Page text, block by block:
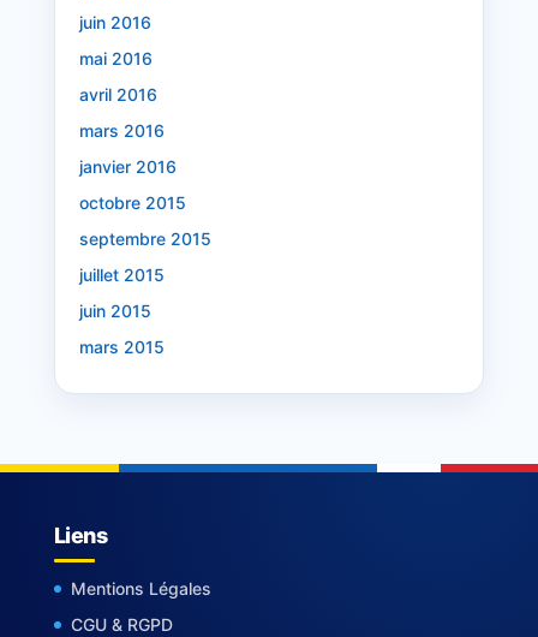
juin 2016
mai 2016
avril 2016
mars 2016
janvier 2016
octobre 2015
septembre 2015
juillet 2015
juin 2015
mars 2015
Liens
Mentions Légales
CGU & RGPD